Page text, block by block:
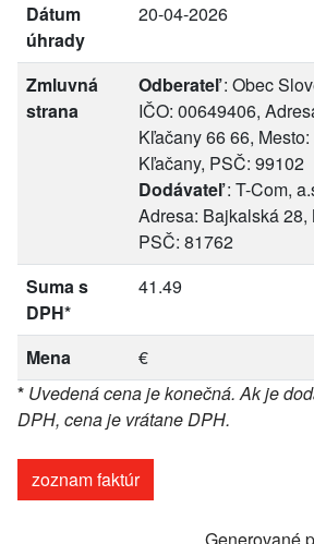
Dátum
úhrady
20-04-2026
Zmluvná
strana
Odberateľ: Obec
IČO: 00649406,
Kľačany 66 66,
Kľačany, PSČ: 99102
Dodávateľ: T-Com,
Adresa: Bajkalská 28,
PSČ: 81762
Suma s
DPH*
41.49
Mena
€
* Uvedená cena je konečná. Ak je
DPH, cena je vrátane DPH.
zoznam faktúr